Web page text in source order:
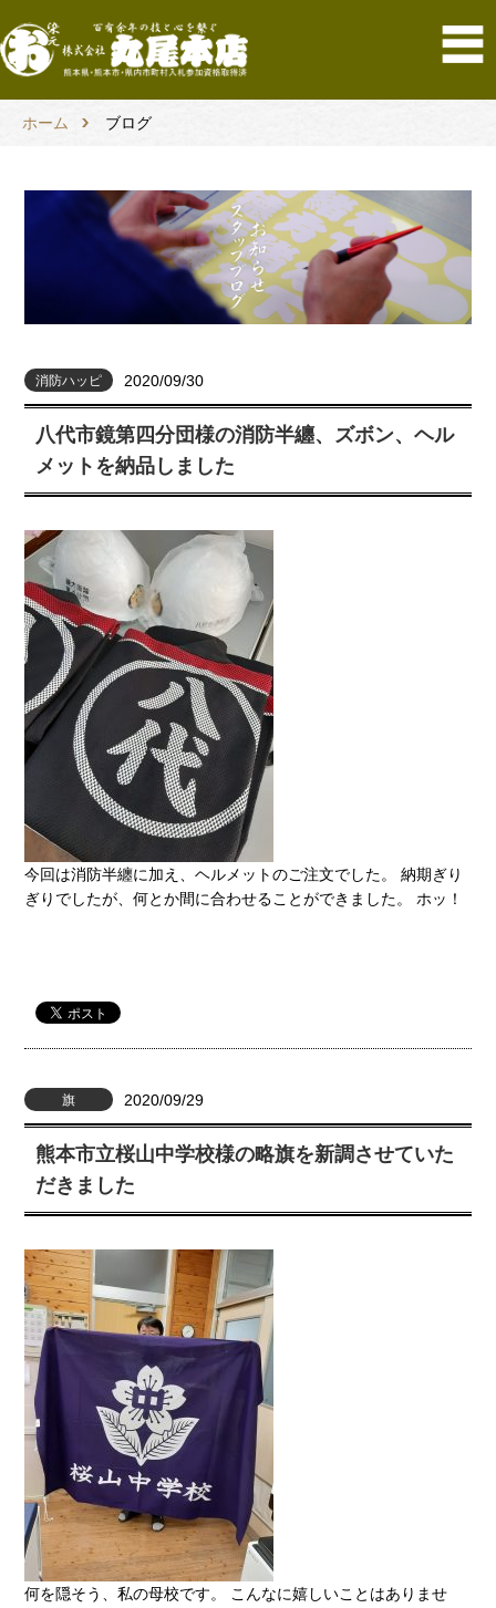
ホーム ブログ
消防ハッピ 2020/09/30
八代市鏡第四分団様の消防半纏、ズボン、ヘル
メットを納品しました
今回は消防半纏に加え、ヘルメットのご注文でした。 納期ぎり
ぎりでしたが、何とか間に合わせることができました。 ホッ！
旗 2020/09/29
熊本市立桜山中学校様の略旗を新調させていた
だきました
何を隠そう、私の母校です。 こんなに嬉しいことはありませ